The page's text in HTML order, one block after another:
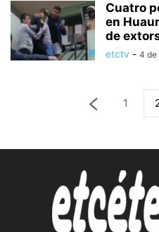
Cuatro
en
de
etctv - 4 de
1